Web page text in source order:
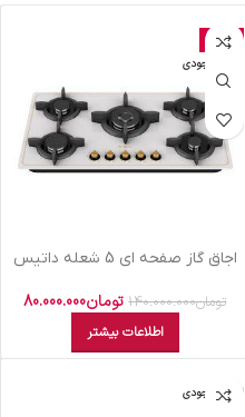
حراج
اتمام موجودی
اجاق گاز صفحه ای 5 شعله داتیس
تومان140.000.000 تومان80.000.000
اطلاعات بیشتر
اتمام موجودی